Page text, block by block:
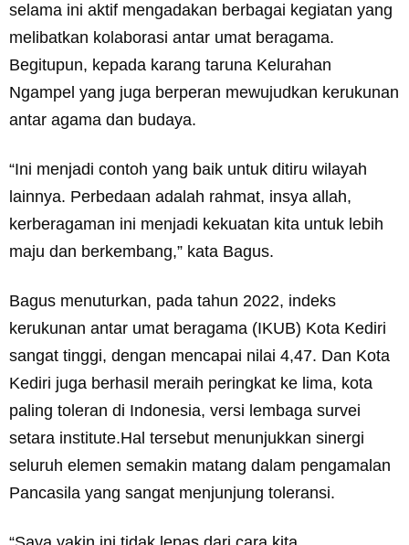
selama ini aktif mengadakan berbagai kegiatan yang
melibatkan kolaborasi antar umat beragama.
Begitupun, kepada karang taruna Kelurahan
Ngampel yang juga berperan mewujudkan kerukunan
antar agama dan budaya.
“Ini menjadi contoh yang baik untuk ditiru wilayah
lainnya. Perbedaan adalah rahmat, insya allah,
kerberagaman ini menjadi kekuatan kita untuk lebih
maju dan berkembang,” kata Bagus.
Bagus menuturkan, pada tahun 2022, indeks
kerukunan antar umat beragama (IKUB) Kota Kediri
sangat tinggi, dengan mencapai nilai 4,47. Dan Kota
Kediri juga berhasil meraih peringkat ke lima, kota
paling toleran di Indonesia, versi lembaga survei
setara institute.Hal tersebut menunjukkan sinergi
seluruh elemen semakin matang dalam pengamalan
Pancasila yang sangat menjunjung toleransi.